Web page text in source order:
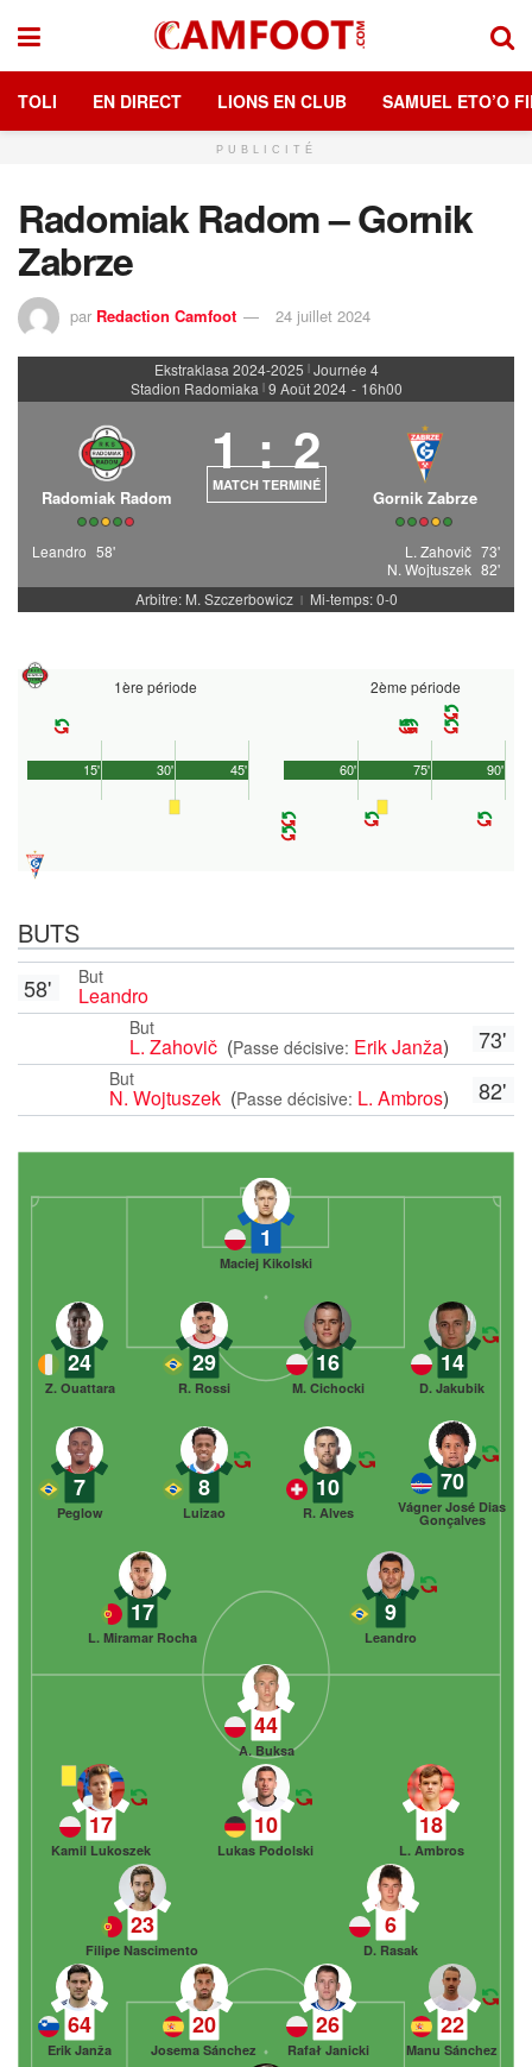
TOLI EN DIRECT LIONS EN CLUB SAMUEL ETO’O
PUBLICITÉ
Radomiak Radom – Gornik
Zabrze
par Redaction Camfoot 24 juillet 2024
Ekstraklasa 2024-2025 | Journée 4
Stadion Radomiaka | 9 Août 2024 - 16h00
Radomiak Radom
1 : 2
MATCH TERMINÉ
Gornik Zabrze
Leandro 58' L. Zahovič 73'
N. Wojtuszek 82'
Arbitre: M. Szczerbowicz | Mi-temps: 0-0
1ère période
45'
15' 30'
2ème période
90'
60' 75'
BUTS
But
Leandro
58'
73'
But
L. Zahovič (Passe décisive: Erik Janža)
82'
But
N. Wojtuszek (Passe décisive: L. Ambros)
1
Maciej Kikolski
14
D. Jakubik
16
M. Cichocki
29
R. Rossi
24
Z. Ouattara
70
Vágner José Dias
Gonçalves
10
R. Alves
8
Luizao
7
Peglow
9
Leandro
17
L. Miramar Rocha
64
Erik Janža
20
Josema Sánchez
26
Rafał Janicki
22
Manu Sánchez
23
Filipe Nascimento
6
D. Rasak
17
Kamil Lukoszek
10
Lukas Podolski
18
L. Ambros
44
A. Buksa